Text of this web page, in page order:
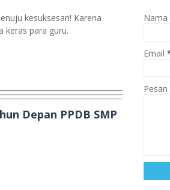
kesuksesan! Karena
keras para guru.
Depan PPDB SMP
Nama
Email
Pesan